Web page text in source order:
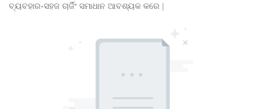
ବ୍ୟବହାର-ସହଜ ଚାର୍ଜିଂ ସମାଧାନ ଆବଶ୍ୟକ କରେ |